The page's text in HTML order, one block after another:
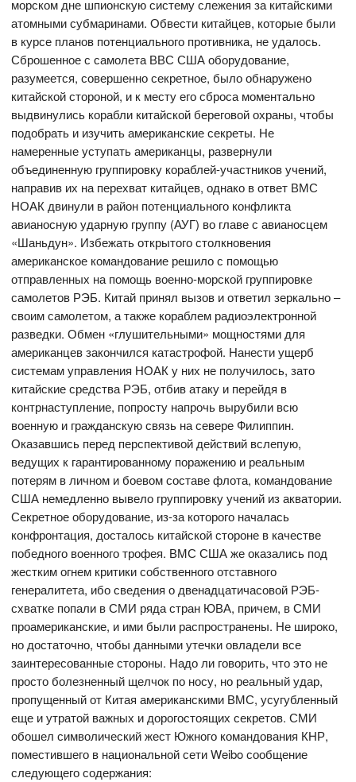
морском дне шпионскую систему слежения за китайскими
атомными субмаринами. Обвести китайцев, которые были
в курсе планов потенциального противника, не удалось.
Сброшенное с самолета ВВС США оборудование,
разумеется, совершенно секретное, было обнаружено
китайской стороной, и к месту его сброса моментально
выдвинулись корабли китайской береговой охраны, чтобы
подобрать и изучить американские секреты. Не
намеренные уступать американцы, развернули
объединенную группировку кораблей-участников учений,
направив их на перехват китайцев, однако в ответ ВМС
НОАК двинули в район потенциального конфликта
авианосную ударную группу (АУГ) во главе с авианосцем
«Шаньдун». Избежать открытого столкновения
американское командование решило с помощью
отправленных на помощь военно-морской группировке
самолетов РЭБ. Китай принял вызов и ответил зеркально –
своим самолетом, а также кораблем радиоэлектронной
разведки. Обмен «глушительными» мощностями для
американцев закончился катастрофой. Нанести ущерб
системам управления НОАК у них не получилось, зато
китайские средства РЭБ, отбив атаку и перейдя в
контрнаступление, попросту напрочь вырубили всю
военную и гражданскую связь на севере Филиппин.
Оказавшись перед перспективой действий вслепую,
ведущих к гарантированному поражению и реальным
потерям в личном и боевом составе флота, командование
США немедленно вывело группировку учений из акватории.
Секретное оборудование, из-за которого началась
конфронтация, досталось китайской стороне в качестве
победного военного трофея. ВМС США же оказались под
жестким огнем критики собственного отставного
генералитета, ибо сведения о двенадцатичасовой РЭБ-
схватке попали в СМИ ряда стран ЮВА, причем, в СМИ
проамериканские, и ими были распространены. Не широко,
но достаточно, чтобы данными утечки овладели все
заинтересованные стороны. Надо ли говорить, что это не
просто болезненный щелчок по носу, но реальный удар,
пропущенный от Китая американскими ВМС, усугубленный
еще и утратой важных и дорогостоящих секретов. СМИ
обошел символический жест Южного командования КНР,
поместившего в национальной сети Weibo сообщение
следующего содержания: